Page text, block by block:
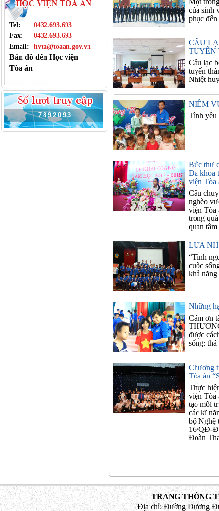
Tel:
0432.693.693
Fax:
0432.693.693
Email:
hvta@toaan.gov.vn
Bản đồ đến Học viện
Tòa án
7 8 9 2 0 9 3
Một
của sinh
phục
CÂU
TUYỂN
Câu lạc
tuyển
Nhiệt
NIỀM
Tình yêu
Bức thư
Đa khoa
viện Tòa
Câu
nghèo
viện Tòa
trong
quan tâm
LỬA
“Tình
cuộc
khả
Những
Cảm ơn
được
sống:
Chương
Tòa án
Thực
viện Tòa
tạo môi
các kĩ
bộ Nghệ
16/QĐ-
Đoàn
TRANG THÔNG
Địa chỉ: Đường Dương